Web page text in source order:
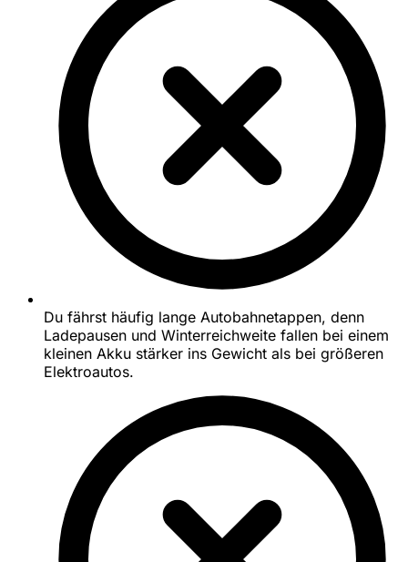
Du fährst häufig lange Autobahnetappen, denn
Ladepausen und Winterreichweite fallen bei einem
kleinen Akku stärker ins Gewicht als bei größeren
Elektroautos.